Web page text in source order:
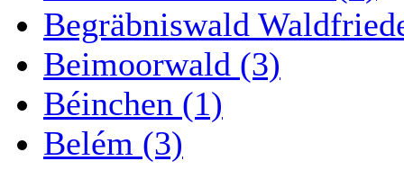
Begräbniswald
Beimoorwald (3)
Béinchen (1)
Belém (3)